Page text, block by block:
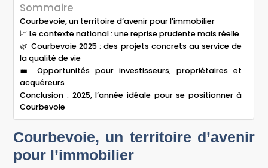
Sommaire
Courbevoie, un territoire d’avenir pour l’immobilier
📈 Le contexte national : une reprise prudente mais réelle
🌿 Courbevoie 2025 : des projets concrets au service de
la qualité de vie
💼 Opportunités pour investisseurs, propriétaires et
acquéreurs
Conclusion : 2025, l’année idéale pour se positionner à
Courbevoie
Courbevoie, un territoire d’avenir
pour l’immobilier